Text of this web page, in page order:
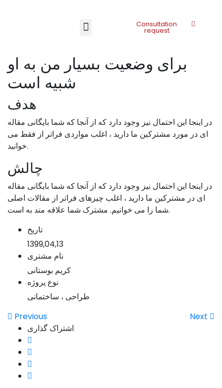
Consultation
request
برای وضعیت بسیار من به او
شبیه است
هدف
در اینجا این احتمال نیز وجود دارد که از آنجا که شما بایگانی مقاله
ای در مورد مشترکین ما دارید ، اغلب مواردی فراتر از فقط می
خوانید.
چالش
در اینجا این احتمال نیز وجود دارد که از آنجا که شما بایگانی مقاله
ای در مشترکین ما دارید ، اغلب چیزهای فراتر از مقالات اصلی
شما را می خوانیم. مشترک شما علاقه مند به است.
تاریخ
1399,04,13
نام مشتری
کریم بوستانی
نوع پروژه
طراحی ، ساختمانی
Previous
Next
اشتراک گذاری